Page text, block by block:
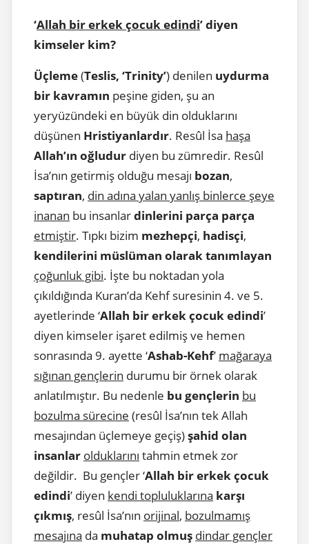
‘Allah bir erkek çocuk edindi’ diyen
kimseler kim?
Üçleme(Teslis, ‘Trinity’) denilen uydurma
bir kavramın peşine giden, şu an
yeryüzündeki en büyük din olduklarını
düşünen Hristiyanlardır. Resûl İsa haşa
Allah’ın oğludur diyen bu zümredir. Resûl
İsa’nın getirmiş olduğu mesajı bozan,
saptıran, din adına yalan yanlış binlerce şeye
inanan bu insanlardinlerini parça parça
etmiştir. Tıpkı bizim mezhepçi, hadisçi,
kendilerini müslüman olarak tanımlayan
çoğunluk gibi. İşte bu noktadan yola
çıkıldığında Kuran’da Kehf suresinin 4. ve 5.
ayetlerinde ‘Allah bir erkek çocuk edindi’
diyen kimseler işaret edilmiş ve hemen
sonrasında 9. ayette ‘Ashab-Kehf’ mağaraya
sığınan gençlerin durumu bir örnek olarak
anlatılmıştır. Bu nedenle bu gençlerin bu
bozulma sürecine (resûl İsa’nın tek Allah
mesajından üçlemeye geçiş)şahid olan
insanlar olduklarını tahmin etmek zor
değildir. Bu gençler ‘Allah bir erkek çocuk
edindi’ diyen kendi topluluklarına karşı
çıkmış, resûl İsa’nın orijinal, bozulmamış
mesajına da muhatap olmuş dindar gençler